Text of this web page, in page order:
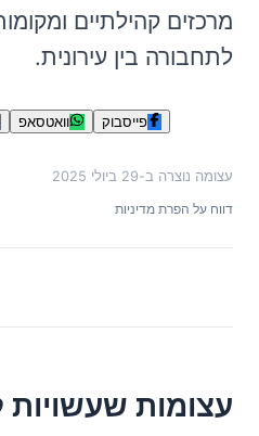
מרכזים קהילתיים
לתחבורה בין עירונית.
פייסבוק וואטסאפ
עצומה נוצרה ב-29 ביולי 2025
דווח על הפרת מדיניות
עצומות שעשויות